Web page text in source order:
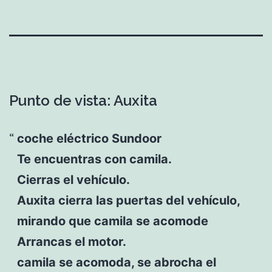
Punto de vista: Auxita
coche eléctrico Sundoor
Te encuentras con camila.
Cierras el vehículo.
Auxita cierra las puertas del vehículo,
mirando que camila se acomode
Arrancas el motor.
camila se acomoda, se abrocha el